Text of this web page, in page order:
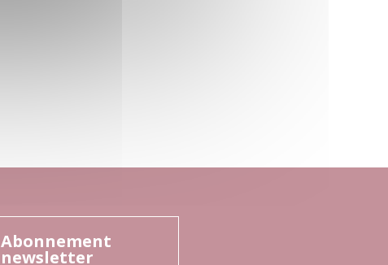
Abonnement
newsletter